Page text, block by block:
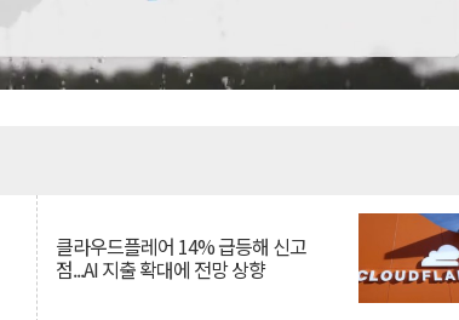
클라우드플레어 14% 급등해 신고
점...AI 지출 확대에 전망 상향